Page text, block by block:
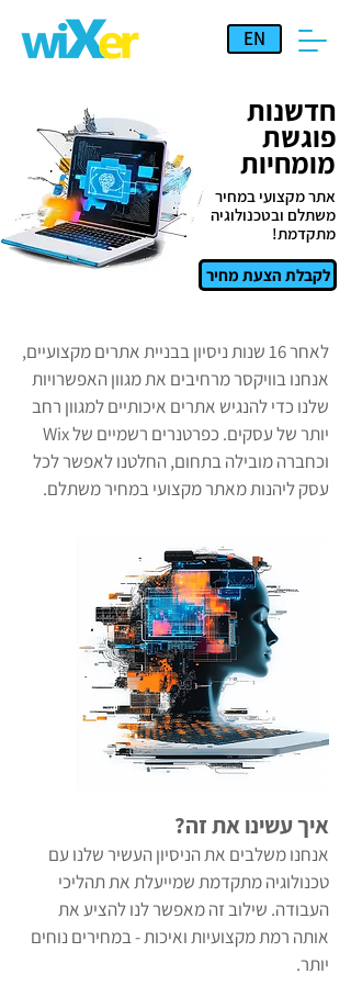
EN
חדשנות
פוגשת
מומחיות
אתר מקצועי במחיר
משתלם ובטכנולוגיה
מתקדמת!
לקבלת הצעת מחיר
לאחר 16 שנות ניסיון בבניית אתרים מקצועיים,
אנחנו בוויקסר מרחיבים את מגוון האפשרויות
שלנו כדי להנגיש אתרים איכותיים למגוון רחב
יותר של עסקים. כפרטנרים רשמיים של Wix
וכחברה מובילה בתחום, החלטנו לאפשר לכל
עסק ליהנות מאתר מקצועי במחיר משתלם.
איך עשינו את זה?
אנחנו משלבים את הניסיון העשיר שלנו עם
טכנולוגיה מתקדמת שמייעלת את תהליכי
העבודה. שילוב זה מאפשר לנו להציע את
אותה רמת מקצועיות ואיכות - במחירים נוחים
יותר.